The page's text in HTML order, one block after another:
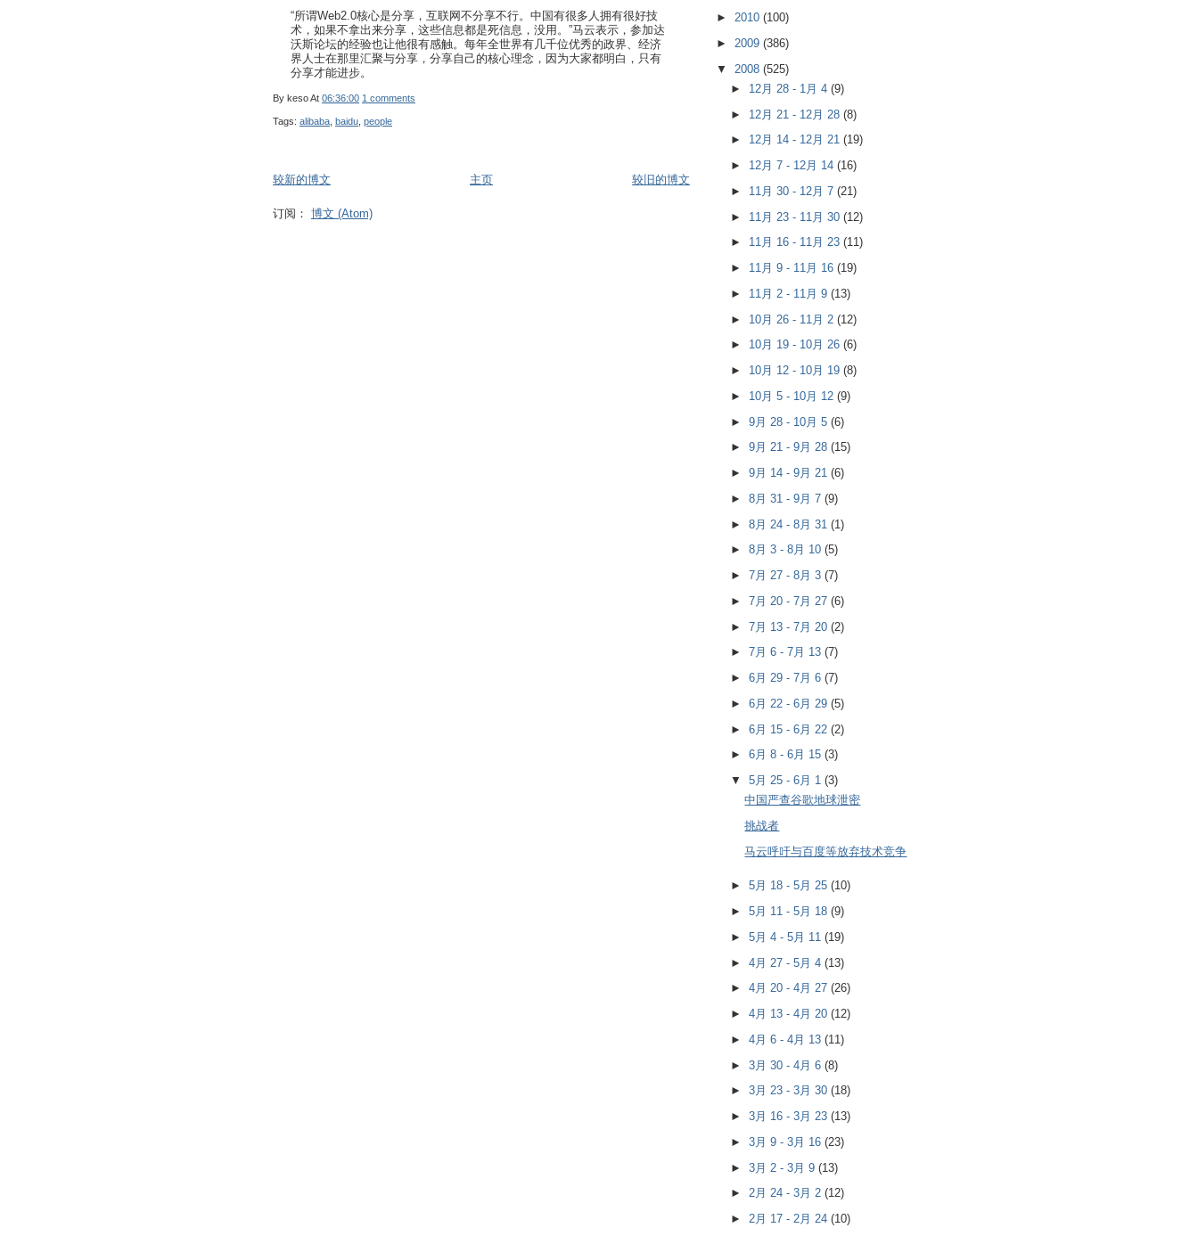
“所谓Web2.0核心是分享，互联网不分享不行。中国有很多人拥有很好技
术，如果不拿出来分享，这些信息都是死信息，没用。”马云表示，参加达
沃斯论坛的经验也让他很有感触。每年全世界有几千位优秀的政界、经济
界人士在那里汇聚与分享，分享自己的核心理念，因为大家都明白，只有
分享才能进步。
By kesoAt 06:36:00 1 comments
Tags: alibaba baidu people
较新的博文 较旧的博文
主页
订阅： 博文 (Atom)
► 2010 (100)
► 2009 (386)
▼ 2008 (525)
► 12月 28 - 1月 4 (9)
► 12月 21 - 12月 28 (8)
► 12月 14 - 12月 21 (19)
► 12月 7 - 12月 14 (16)
► 11月 30 - 12月 7 (21)
► 11月 23 - 11月 30 (12)
► 11月 16 - 11月 23 (11)
► 11月 9 - 11月 16 (19)
► 11月 2 - 11月 9 (13)
► 10月 26 - 11月 2 (12)
► 10月 19 - 10月 26 (6)
► 10月 12 - 10月 19 (8)
► 10月 5 - 10月 12 (9)
► 9月 28 - 10月 5 (6)
► 9月 21 - 9月 28 (15)
► 9月 14 - 9月 21 (6)
► 8月 31 - 9月 7 (9)
► 8月 24 - 8月 31 (1)
► 8月 3 - 8月 10 (5)
► 7月 27 - 8月 3 (7)
► 7月 20 - 7月 27 (6)
► 7月 13 - 7月 20 (2)
► 7月 6 - 7月 13 (7)
► 6月 29 - 7月 6 (7)
► 6月 22 - 6月 29 (5)
► 6月 15 - 6月 22 (2)
► 6月 8 - 6月 15 (3)
▼ 5月 25 - 6月 1 (3)
中国严查谷歌地球泄密
挑战者
马云呼吁与百度等放弃技术竞争
► 5月 18 - 5月 25 (10)
► 5月 11 - 5月 18 (9)
► 5月 4 - 5月 11 (19)
► 4月 27 - 5月 4 (13)
► 4月 20 - 4月 27 (26)
► 4月 13 - 4月 20 (12)
► 4月 6 - 4月 13 (11)
► 3月 30 - 4月 6 (8)
► 3月 23 - 3月 30 (18)
► 3月 16 - 3月 23 (13)
► 3月 9 - 3月 16 (23)
► 3月 2 - 3月 9 (13)
► 2月 24 - 3月 2 (12)
► 2月 17 - 2月 24 (10)